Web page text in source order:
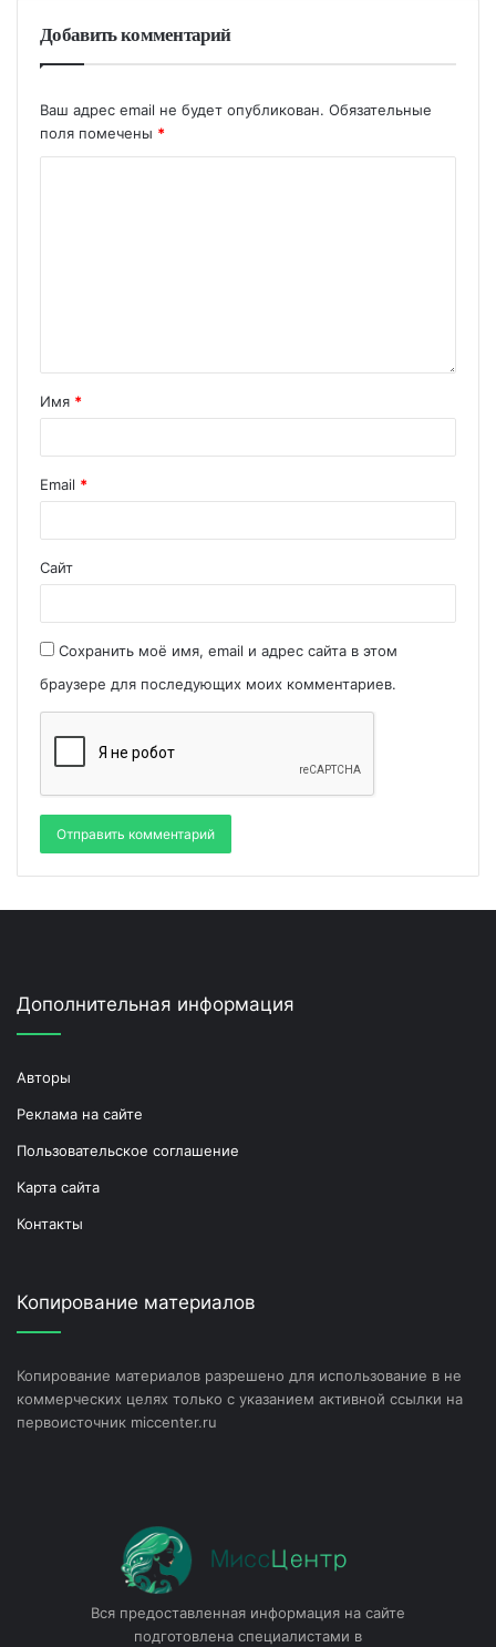
Добавить комментарий
Ваш адрес email не будет опубликован. Обязательные
поля помечены *
Имя *
Email *
Сайт
Сохранить моё имя, email и адрес сайта в этом
браузере для последующих моих комментариев.
Дополнительная информация
Авторы
Реклама на сайте
Пользовательское соглашение
Карта сайта
Контакты
Копирование материалов
Копирование материалов разрешено для использование в не
коммерческих целях только с указанием активной ссылки на
первоисточник miccenter.ru
Вся предоставленная информация на сайте
подготовлена специалистами в